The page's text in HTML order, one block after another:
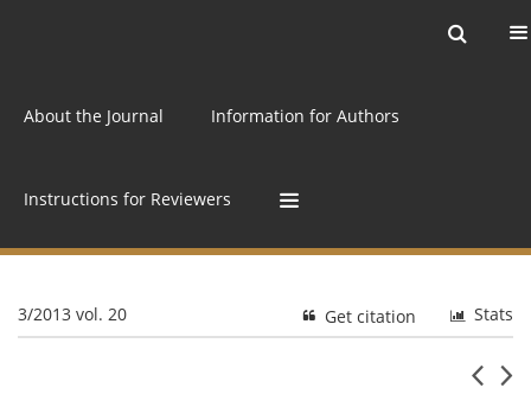
About the Journal Information for Authors
Instructions for Reviewers
3/2013 vol. 20 Stats
Get citation